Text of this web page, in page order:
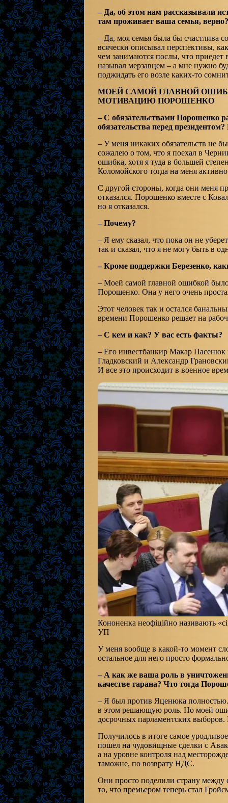
– Да, об этом нам рассказывали
там проживает ваша семья, верно?
– Да, моя семья была бы счастлива
всячески описывал перспективы,
чем занимаются послы, что приедет
называл мерзавцем – а мне нужно
поджидать его возле каких-то
МОЕЙ САМОЙ ГЛАВНОЙ
МОТИВАЦИЮ ПОРОШЕНКО
– С обязательствами Порошенко
обязательства перед
– У меня никаких обязательств не
сожалею о том, что я поехал в
ошибка, хотя я туда в большей
Коломойского тогда на меня
С другой стороны, когда они меня
отказался. Порошенко вместе с
но я отказался.
– Почему?
– Я ему сказал, что пока он не
так и сказал, что я не могу быть в
– Кроме поддержки Березенко,
– Моей самой главной ошибкой
Порошенко. Она у него очень
Этот человек так и остался
времени Порошенко решает на
– С кем и как? У вас есть факты?
– Его инвестбанкир Макар Пасенюк
Гладковский и Александр
И все это происходит в военное
Кононенка неофіційно називають
УП
У меня вообще в какой-то момент
остальное для него просто
– А как же ваша роль в
качестве тарана? Что тогда
– Я был против Яценюка полностью.
в этом решающую роль. Но моей
досрочных парламентских
Получилось в итоге самое
пошел на чудовищные сделки с
а на уровне контроля над
таможне, по возврату НДС.
Они просто поделили страну
то, что премьером теперь стал